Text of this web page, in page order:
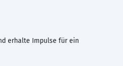
erhalte Impulse für ein